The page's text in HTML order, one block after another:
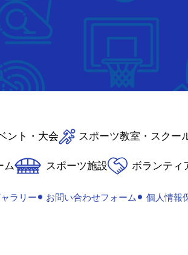
ント・大会 スポーツ教室・スクー
ム スポーツ施設 ボランティ
ラリー お問い合わせフォーム 個人情報